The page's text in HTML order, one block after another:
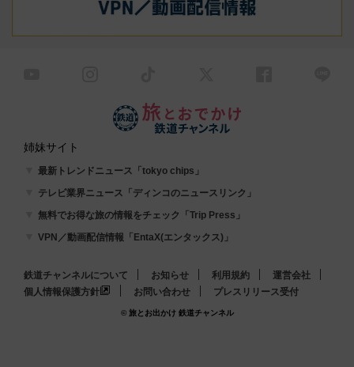
姉妹サイト
最新トレンドニュース「tokyo chips」
テレビ業界ニュース「ディンコのニュースリンク」
無料でお得な旅の情報をチェック「Trip Press」
VPN／動画配信情報「EntaX(エンタックス)」
鉄道チャンネルについて お知らせ 利用規約
運営会社
個人情報保護方針
お問い合わせ プレスリリース受付
© 旅とお出かけ 鉄道チャンネル